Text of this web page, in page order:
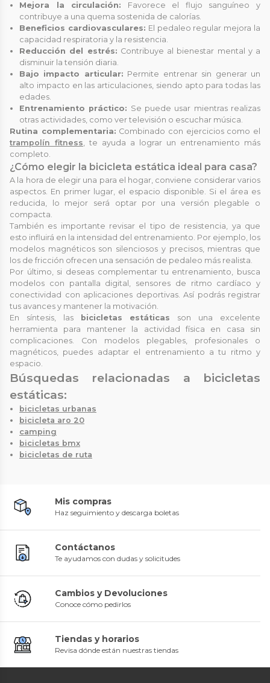
Mejora la circulación: Favorece el flujo sanguíneo y
contribuye a una quema sostenida de calorías.
Beneficios cardiovasculares: El pedaleo regular mejora la
capacidad respiratoria y la resistencia.
Reducción del estrés: Contribuye al bienestar mental y a
disminuir la tensión diaria.
Bajo impacto articular: Permite entrenar sin generar un
alto impacto en las articulaciones, siendo apto para todas las
edades.
Entrenamiento práctico: Se puede usar mientras realizas
otras actividades, como ver televisión o escuchar música.
Rutina complementaria: Combinado con ejercicios como el
trampolín fitness, te ayuda a lograr un entrenamiento más
completo.
¿Cómo elegir la bicicleta estática ideal para casa?
A la hora de elegir una para el hogar, conviene considerar varios
aspectos. En primer lugar, el espacio disponible. Si el área es
reducida, lo mejor será optar por una versión plegable o
compacta.
También es importante revisar el tipo de resistencia, ya que
esto influirá en la intensidad del entrenamiento. Por ejemplo, los
modelos magnéticos son silenciosos y precisos, mientras que
los de fricción ofrecen una sensación de pedaleo más realista.
Por último, si deseas complementar tu entrenamiento, busca
modelos con pantalla digital, sensores de ritmo cardíaco y
conectividad con aplicaciones deportivas. Así podrás registrar
tus avances y mantener la motivación.
En síntesis, las
bicicletas estáticas son una excelente
herramienta para mantener la actividad física en casa sin
complicaciones. Con modelos plegables, profesionales o
magnéticos, puedes adaptar el entrenamiento a tu ritmo y
espacio.
Búsquedas relacionadas a bicicletas
estáticas:
bicicletas urbanas
bicicleta aro 20
camping
bicicletas bmx
bicicletas de ruta
Mis compras
Haz seguimiento y descarga boletas
Contáctanos
Te ayudamos con dudas y solicitudes
Cambios y Devoluciones
Conoce cómo pedirlos
Tiendas y horarios
Revisa dónde están nuestras tiendas